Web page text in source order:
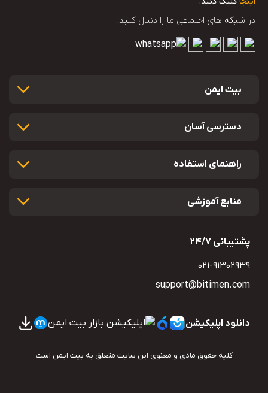
در شبکه های اجتماعی ما را دنبال کنید!
بیت ایمن
دسترسی آسان
راهنمای استفاده
منابع آموزشی
پشتیبانی 24/7
021-91302939
دانلود اپلیکیشن
کلیه حقوق مادی و معنوی این سایت متعلق به بیت ایمن است